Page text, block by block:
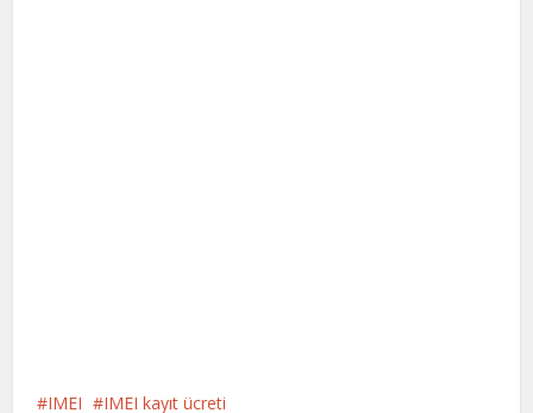
IMEI IMEI kayıt ücreti